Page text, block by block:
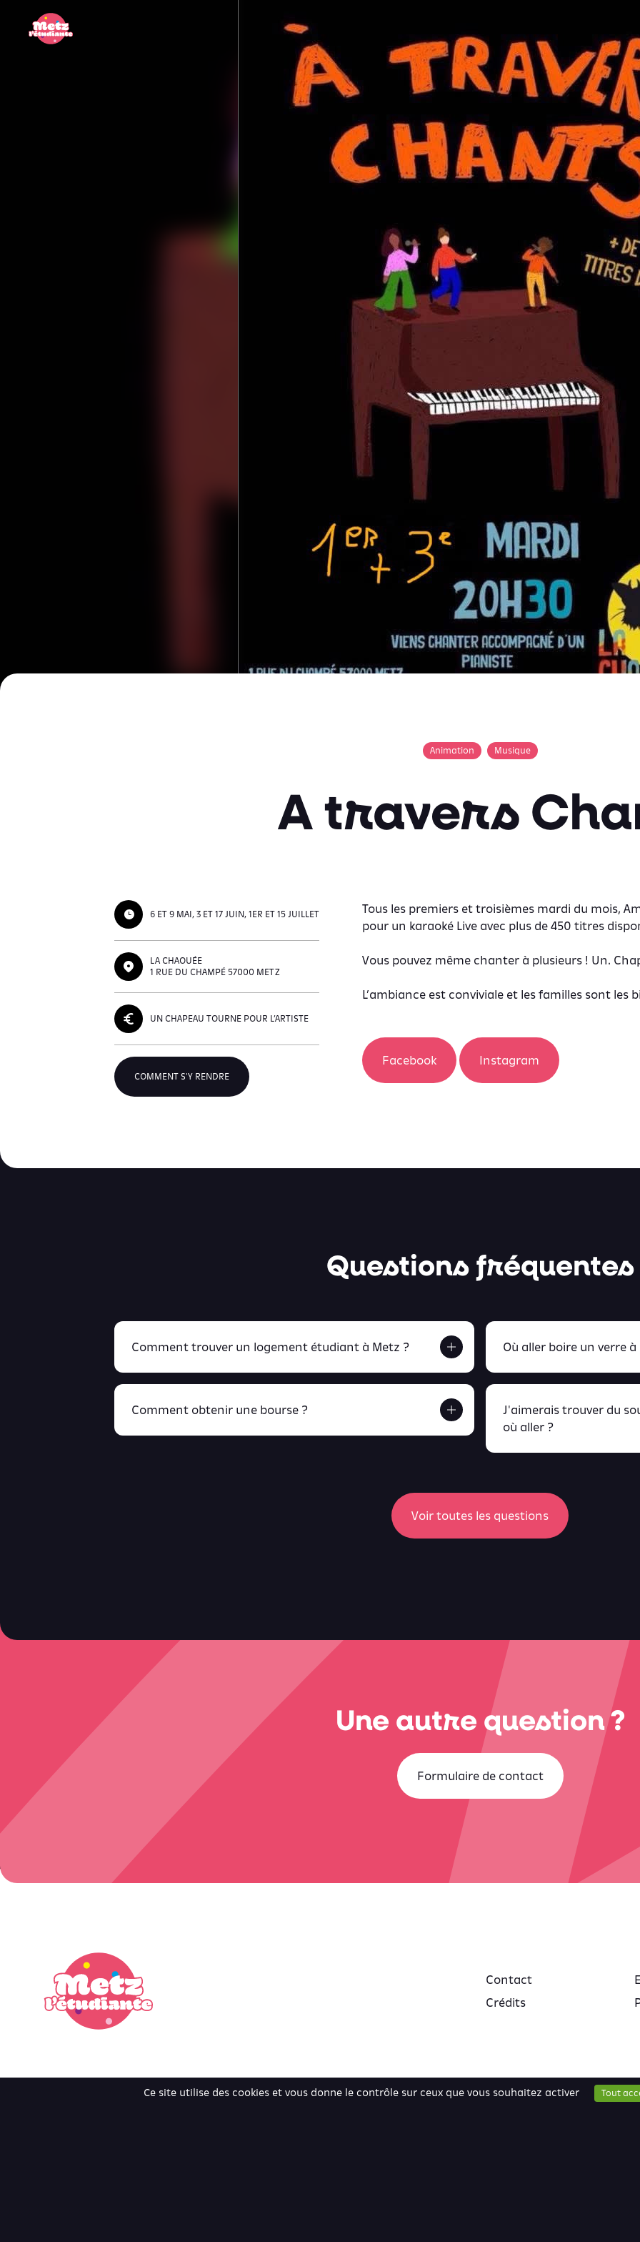
Ce site utilise des cookies et vous donne le contrôle sur ceux que vous souhaitez activer Tout
Animation Musique
A travers
6 ET 9 MAI, 3 ET 17 JUIN, 1ER ET 15 JUILLET
LA CHAOUÉE
1 RUE DU CHAMPÉ 57000 METZ
UN CHAPEAU TOURNE POUR L’ARTISTE
COMMENT S'Y RENDRE
Tous les premiers et troisièmes mardi du mois,
pour un karaoké Live avec plus de 450 titres
Vous pouvez même chanter à plusieurs ! Un.
L’ambiance est conviviale et les familles sont les
Facebook Instagram
Questions fréquentes
Comment trouver un logement étudiant à Metz ?
Retrouve tout ça en
Comment obtenir une bourse ?
Où aller boire un verre à
J'aimerais trouver du
où aller ?
Voir toutes les questions
Une autre question ?
Formulaire de contact
Contact
Crédits